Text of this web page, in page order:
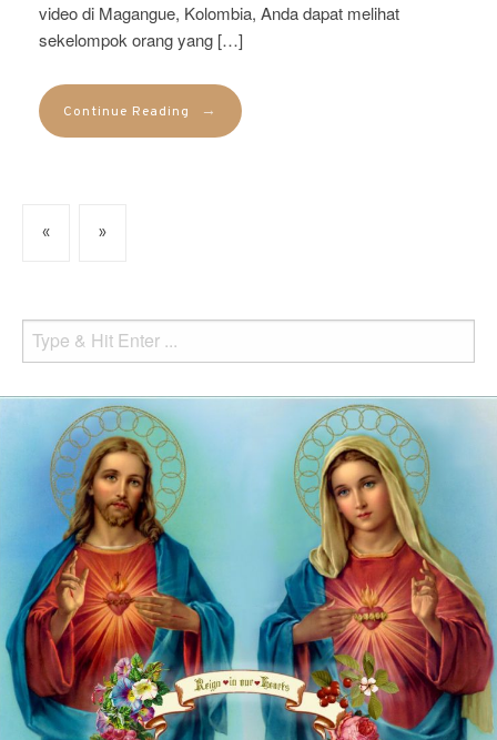
video di Magangue, Kolombia, Anda dapat melihat
sekelompok orang yang […]
Continue Reading →
« »